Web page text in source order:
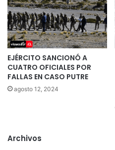
EJÉRCITO SANCIONÓ A
CUATRO OFICIALES POR
FALLAS EN CASO PUTRE
agosto 12, 2024
Archivos